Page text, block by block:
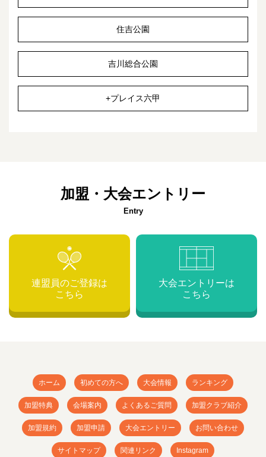
住吉公園
吉川総合公園
+プレイス六甲
加盟・大会エントリー
Entry
連盟員のご登録は
こちら
大会エントリーは
こちら
ホーム 初めての方へ 大会情報 ランキング
加盟特典 会場案内 よくあるご質問 加盟クラブ紹介
加盟規約 加盟申請 大会エントリー お問い合わせ
サイトマップ 関連リンク Instagram